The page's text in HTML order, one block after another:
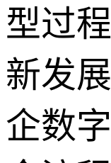
型过
新发
企数